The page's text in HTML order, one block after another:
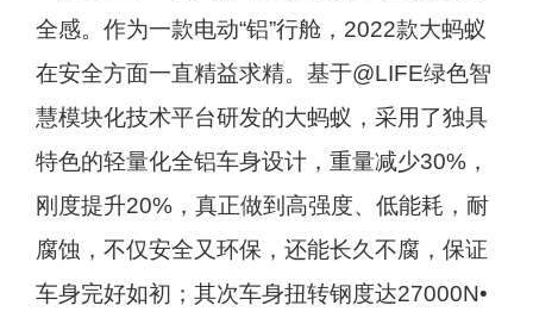
全感。作为一款电动“铝”行舱，2022款大蚂蚁
在安全方面一直精益求精。基于@LIFE绿色智
慧模块化技术平台研发的大蚂蚁，采用了独具
特色的轻量化全铝车身设计，重量减少30%，
刚度提升20%，真正做到高强度、低能耗，耐
腐蚀，不仅安全又环保，还能长久不腐，保证
车身完好如初；其次车身扭转钢度达27000N•